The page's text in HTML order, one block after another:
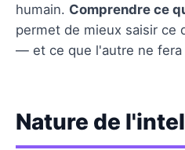
humain. Comprendre ce
permet de mieux saisir ce
— et ce que l'autre ne fera
Nature de